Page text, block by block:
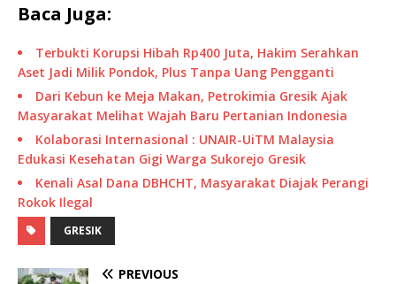
Baca Juga:
Terbukti Korupsi Hibah Rp400 Juta, Hakim Serahkan
Aset Jadi Milik Pondok, Plus Tanpa Uang Pengganti
Dari Kebun ke Meja Makan, Petrokimia Gresik Ajak
Masyarakat Melihat Wajah Baru Pertanian Indonesia
Kolaborasi Internasional : UNAIR-UiTM Malaysia
Edukasi Kesehatan Gigi Warga Sukorejo Gresik
Kenali Asal Dana DBHCHT, Masyarakat Diajak Perangi
Rokok Ilegal
GRESIK
PREVIOUS